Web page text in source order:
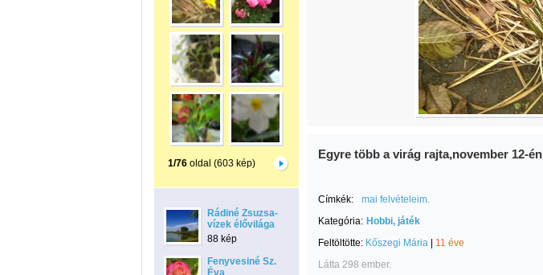
1/76oldal (603 kép)
Rádiné Zsuzsa-
vízek élővilága
88 kép
Fenyvesiné Sz.
Éva
Egyre több a virág rajta,november 12-én
Címkék:
mai felvételeim.
Kategória: Hobbi, játék
Feltöltötte: Kőszegi Mária
11 éve
Látta 298 ember.